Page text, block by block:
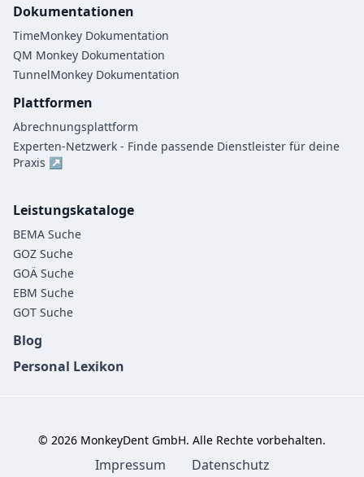
Dokumentationen
TimeMonkey Dokumentation
QM Monkey Dokumentation
TunnelMonkey Dokumentation
Plattformen
Abrechnungsplattform
Experten-Netzwerk - Finde passende Dienstleister für deine
Praxis ↗
Leistungskataloge
BEMA Suche
GOZ Suche
GOÄ Suche
EBM Suche
GOT Suche
Blog
Personal Lexikon
© 2026 MonkeyDent GmbH. Alle Rechte vorbehalten.
Impressum Datenschutz